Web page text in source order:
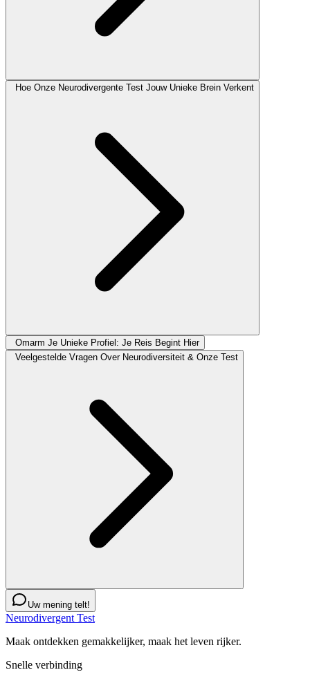
Hoe Onze Neurodivergente Test Jouw Unieke Brein Verkent
Omarm Je Unieke Profiel: Je Reis Begint Hier
Veelgestelde Vragen Over Neurodiversiteit & Onze Test
Uw mening telt!
Neurodivergent Test
Maak ontdekken gemakkelijker, maak het leven rijker.
Snelle verbinding